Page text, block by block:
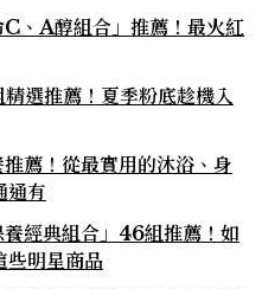
、A醇組合」推薦！最火紅
選推薦！夏季粉底趁機入
薦！從最實用的沐浴、身
通有
經典組合」46組推薦！如
些明星商品